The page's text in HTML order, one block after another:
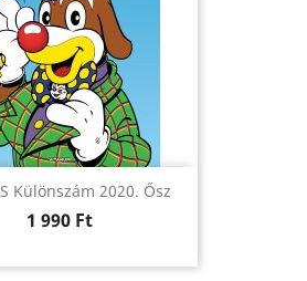
Különszám 2020. Ősz
Ár
1 990 Ft